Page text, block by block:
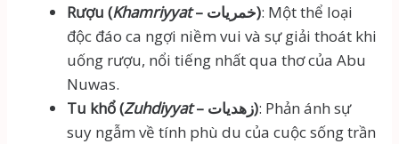
Rượu (Khamriyyat – خمريات): Một thể loại
độc đáo ca ngợi niềm vui và sự giải thoát khi
uống rượu, nổi tiếng nhất qua thơ của Abu
Nuwas.
Tu khổ (Zuhdiyyat – زهديات): Phản ánh sự
suy ngẫm về tính phù du của cuộc sống trần